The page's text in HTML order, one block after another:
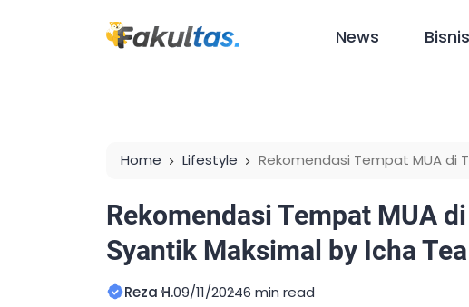
News Bisnis
Home Lifestyle
Rekomendasi Tempat MUA di
Rekomendasi Tempat MUA
Syantik Maksimal by Icha Tea
Reza H.09/11/20246 min read